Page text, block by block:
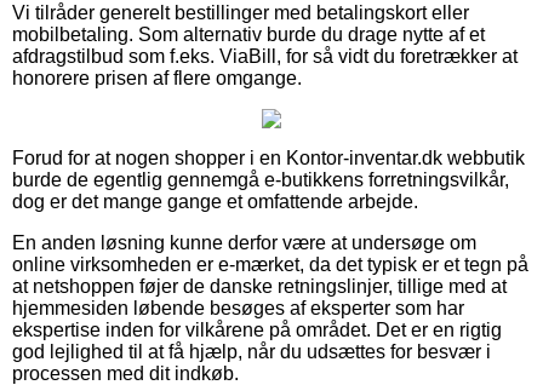
Vi tilråder generelt bestillinger med betalingskort eller
mobilbetaling. Som alternativ burde du drage nytte af et
afdragstilbud som f.eks. ViaBill, for så vidt du foretrækker at
honorere prisen af flere omgange.
Forud for at nogen shopper i en Kontor-inventar.dk webbutik
burde de egentlig gennemgå e-butikkens forretningsvilkår,
dog er det mange gange et omfattende arbejde.
En anden løsning kunne derfor være at undersøge om
online virksomheden er e-mærket, da det typisk er et tegn på
at netshoppen føjer de danske retningslinjer, tillige med at
hjemmesiden løbende besøges af eksperter som har
ekspertise inden for vilkårene på området. Det er en rigtig
god lejlighed til at få hjælp, når du udsættes for besvær i
processen med dit indkøb.